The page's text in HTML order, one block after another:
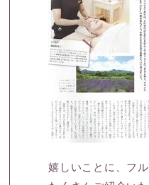
嬉しいことに、フ